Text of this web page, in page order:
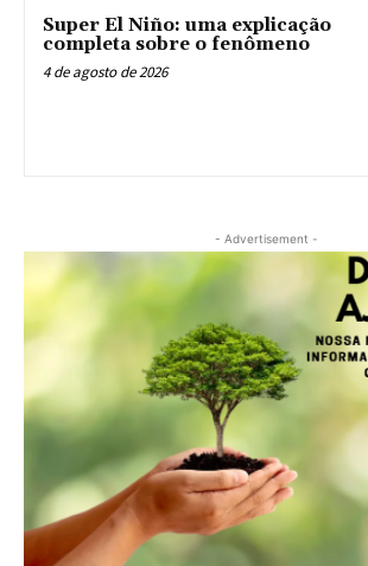
Super El Niño: uma explicação
completa sobre o fenômeno
4 de agosto de 2026
- Advertisement -